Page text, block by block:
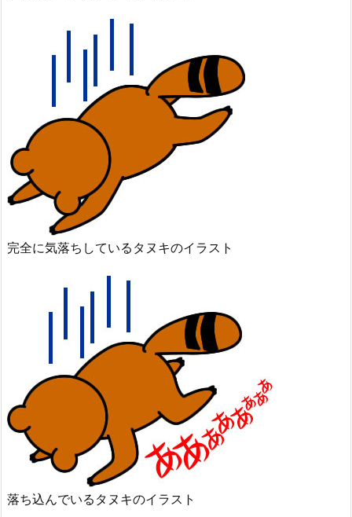
完全に気落ちしているタヌキのイラスト
落ち込んでいるタヌキのイラスト